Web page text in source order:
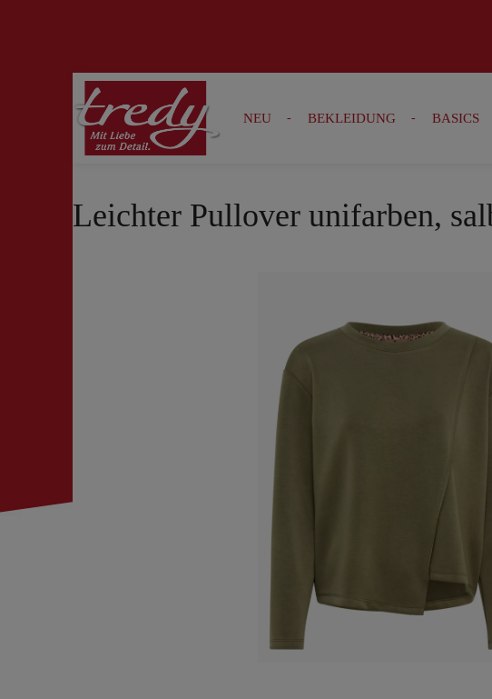
Zur Suche springen Zur Hauptnavigation springen
NEU BEKLEIDUNG BASICS
Leichter Pullover unifarben,